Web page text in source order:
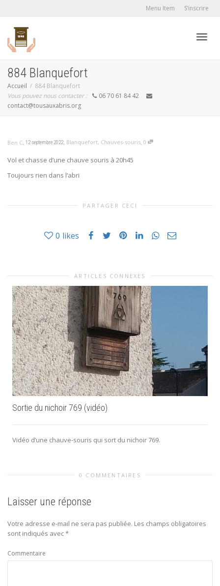
Menu Item S’inscrire
884 Blanquefort
Accueil
884 Blanquefort
Vous pouvez nous contacter :
06 70 61 84 42
contact@tousauxabris.org
Ben C, 12 septembre 2022, Blanquefort, Chauves-souris, 0
Vol et chasse d’une chauve souris à 20h45
Toujours rien dans l’abri
PARTAGER CECI
0 likes
ARTICLES CONNEXES
Sortie du nichoir 769 (vidéo)
Vidéo d’une chauve-souris qui sort du nichoir 769.
0 COMMENTAIRES
Laisser une réponse
Votre adresse e-mail ne sera pas publiée. Les champs obligatoires
sont indiqués avec*
Commentaire